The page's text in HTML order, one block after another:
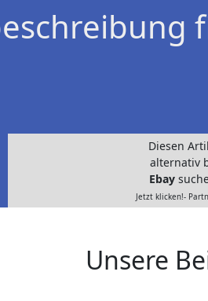
Diesen
alternativ
Ebay
Jetzt klicken!-
Unsere